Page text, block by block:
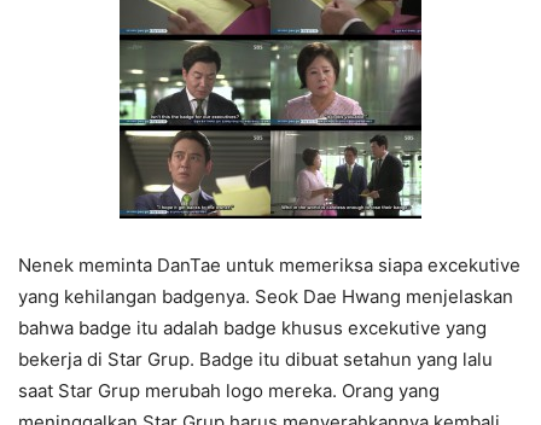
Nenek meminta DanTae untuk memeriksa siapa excekutive
yang kehilangan badgenya. Seok Dae Hwang menjelaskan
bahwa badge itu adalah badge khusus excekutive yang
bekerja di Star Grup. Badge itu dibuat setahun yang lalu
saat Star Grup merubah logo mereka. Orang yang